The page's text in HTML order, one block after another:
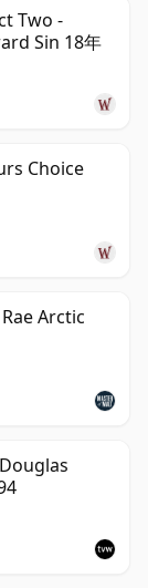
Two -
Sin 18年
Choice
Arctic